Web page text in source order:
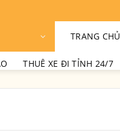
TRANG CHỦ
THUÊ XE ĐI TỈNH 24/7